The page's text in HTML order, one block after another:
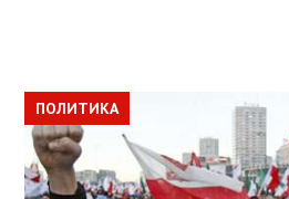
ПОЛИТИКА
ПОЛИТИКА
ОБЩЕСТВО
ПОЛИТИКА
ЭКОНОМИКА